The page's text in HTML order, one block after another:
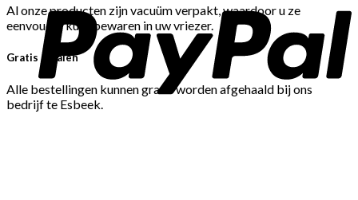
Al onze producten zijn vacuüm verpakt, waardoor u ze
eenvoudig kunt bewaren in uw vriezer.
Gratis afhalen
Alle bestellingen kunnen gratis worden afgehaald bij ons
bedrijf te Esbeek.